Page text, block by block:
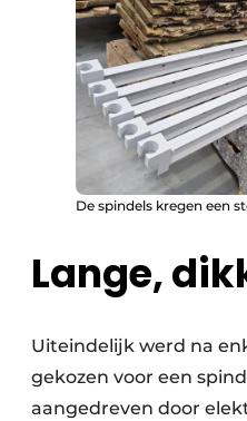
De spindels kregen een
Lange,
Uiteindelijk werd na
gekozen voor een
aangedreven door